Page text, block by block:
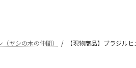
ヤシの木の仲間） 【現物商品】ブラジル